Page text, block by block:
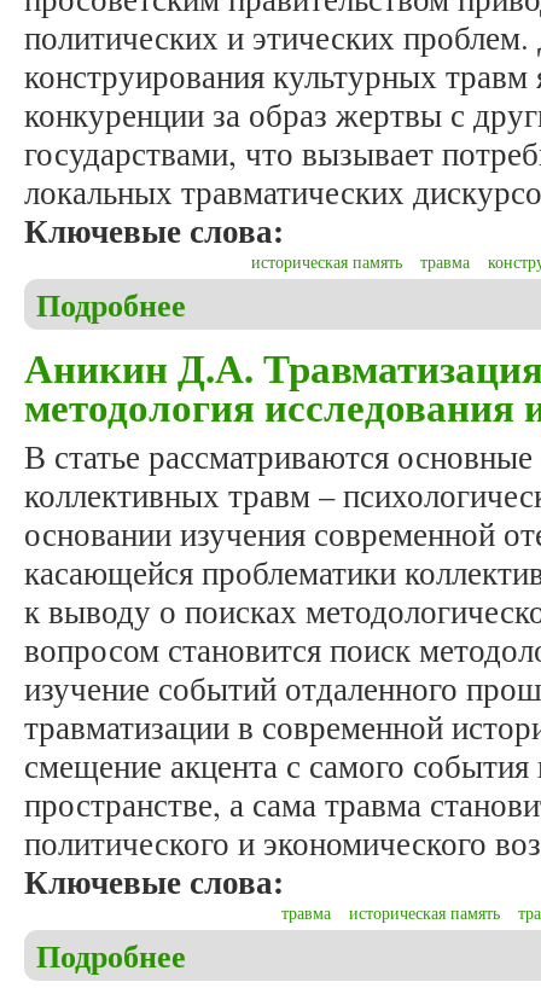
политических и этических
конструирования культурных травм
конкуренции за образ жертвы с
государствами, что вызывает
локальных травматических
Ключевые слова:
историческая память травма
Подробнее
Аникин Д.А.
методология
В статье рассматриваются
коллективных травм –
основании изучения современной
касающейся проблематики
к выводу о поисках
вопросом становится поиск
изучение событий отдаленного
травматизации в современной
смещение акцента с самого
пространстве, а сама травма
политического и экономического
Ключевые слова:
травма историческая память
Подробнее